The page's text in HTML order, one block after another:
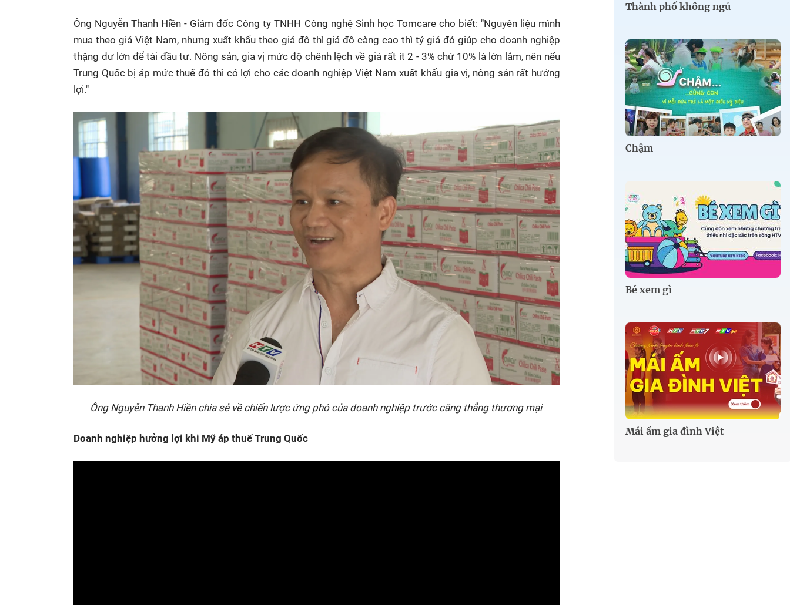
Ông Nguyễn Thanh Hiền - Giám đốc Công ty TNHH Công nghệ Sinh học Tomcare cho biết: "Nguyên liệu mình
mua theo giá Việt Nam, nhưng xuất khẩu theo giá đô thì giá đô càng cao thì tỷ giá đó giúp cho doanh nghiệp
thặng dư lớn để tái đầu tư. Nông sản, gia vị mức độ chênh lệch về giá rất ít 2 - 3% chứ 10% là lớn lắm, nên nếu
Trung Quốc bị áp mức thuế đó thì có lợi cho các doanh nghiệp Việt Nam xuất khẩu gia vị, nông sản rất hưởng
lợi."
Ông Nguyễn Thanh Hiền chia sẻ về chiến lược ứng phó của doanh nghiệp trước căng thẳng thương mại
Doanh nghiệp hưởng lợi khi Mỹ áp thuế Trung Quốc
Thành phố không ngủ
Chậm
Bé xem gì
Mái ấm gia đình Việt